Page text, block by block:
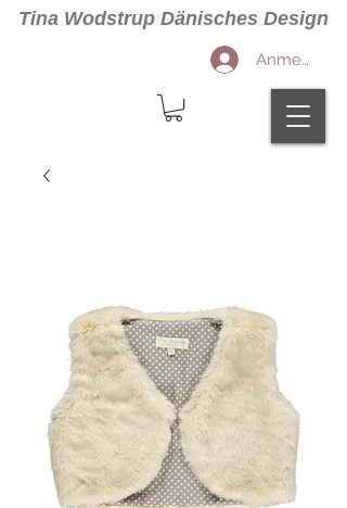
Tina Wodstrup Dänisches Design
Anmelden